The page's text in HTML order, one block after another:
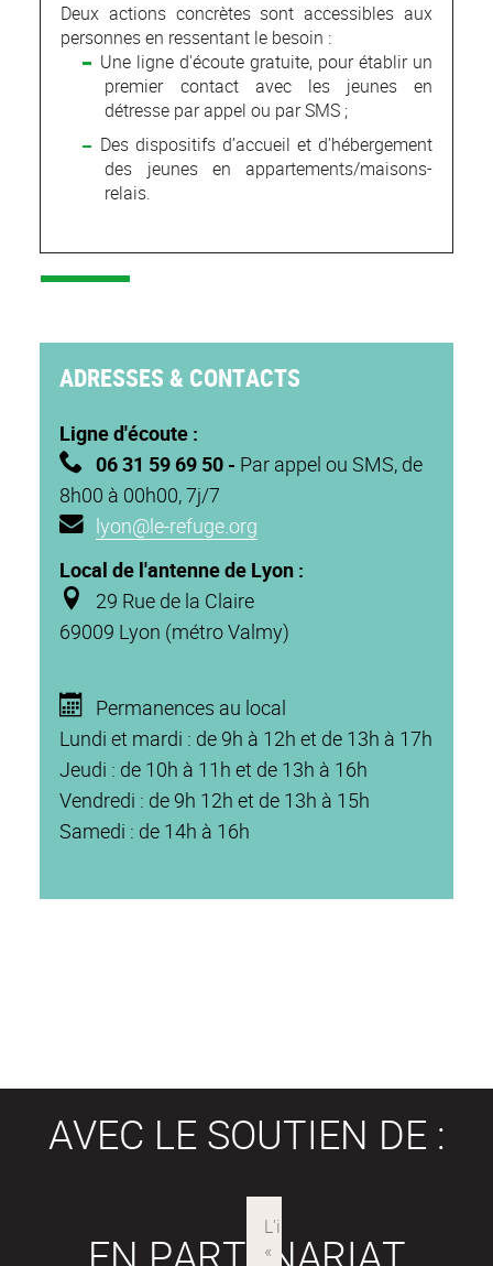
Deux actions concrètes sont accessibles aux
personnes en ressentant le besoin :
Une ligne d'écoute gratuite, pour établir un
premier contact avec les jeunes en
détresse par appel ou par SMS ;
Des dispositifs d’accueil et d'hébergement
des jeunes en appartements/maisons-
relais.
ADRESSES & CONTACTS
Ligne d'écoute :
06 31 59 69 50- Par appel ou SMS, de
8h00 à 00h00, 7j/7
lyon@le-refuge.org
Local de l'antenne de Lyon :
29 Rue de la Claire
69009 Lyon (métro Valmy)
Permanences au local
Lundi et mardi : de 9h à 12h et de 13h à 17h
Jeudi : de 10h à 11h et de 13h à 16h
Vendredi : de 9h 12h et de 13h à 15h
Samedi : de 14h à 16h
AVEC LE SOUTIEN DE :
EN PARTENARIAT